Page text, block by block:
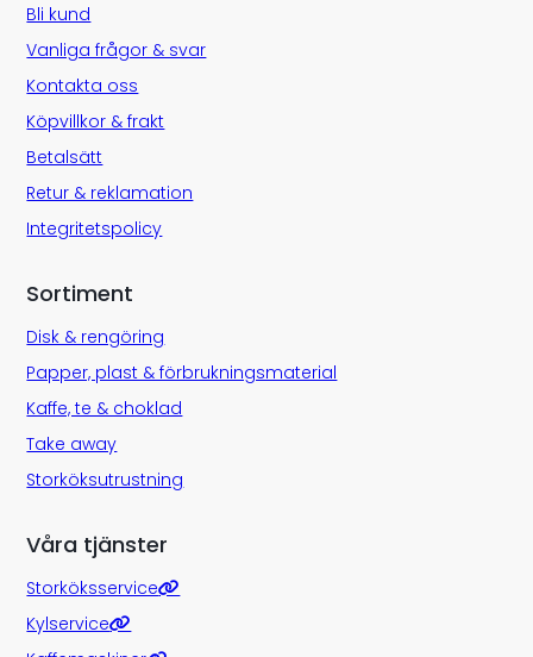
Bli kund
Vanliga frågor & svar
Kontakta oss
Köpvillkor & frakt
Betalsätt
Retur & reklamation
Integritetspolicy
Sortiment
Disk & rengöring
Papper, plast & förbrukningsmaterial
Kaffe, te & choklad
Take away
Storköksutrustning
Våra tjänster
Storköksservice
Kylservice